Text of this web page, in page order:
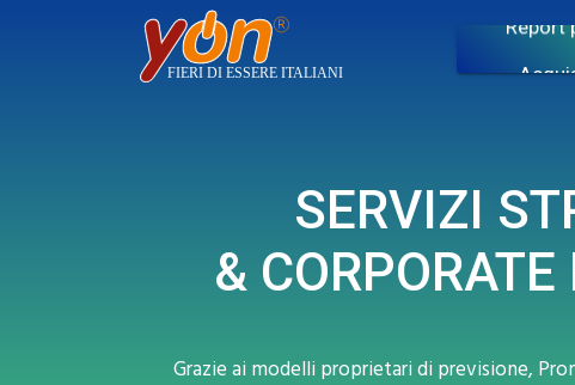
SERVIZI
&
Grazie ai modelli proprietari di previsione,